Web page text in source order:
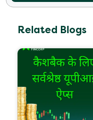
Related Blogs